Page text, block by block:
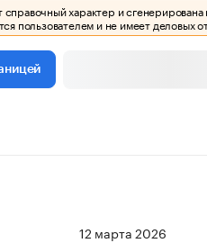
характер и сгенерирована
пользователем и не имеет деловых
12 марта 2026